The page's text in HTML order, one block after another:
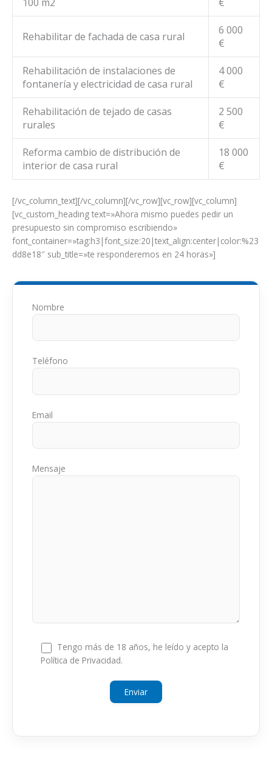
Rehabilitar de fachada de casa rural
6 000
€
Rehabilitación de instalaciones de
fontanería y electricidad de casa rural
4 000
€
Rehabilitación de tejado de casas
rurales
2 500
€
Reforma cambio de distribución de
interior de casa rural
18 000
€
[/vc_column_text][/vc_column][/vc_row][vc_row][vc_column]
[vc_custom_heading text=»Ahora mismo puedes pedir un
presupuesto sin compromiso escribiendo»
font_container=»tag:h3|font_size:20|text_align:center|color:%23
dd8e18″ sub_title=»te responderemos en 24 horas»]
Nombre
Teléfono
Email
Mensaje
Tengo más de 18 años, he leído y acepto la
Política de Privacidad.